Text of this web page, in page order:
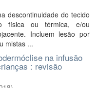
descontinuidade do tecido
física ou térmica, e/ou
Incluem lesão por
mistas ...
na infusão
: revisão